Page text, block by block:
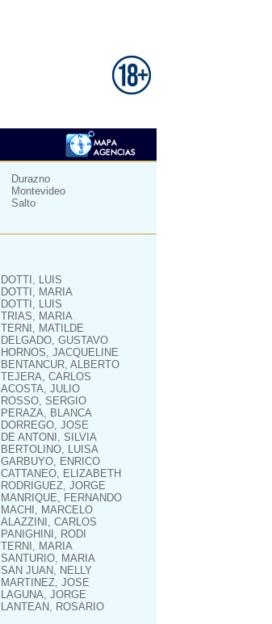
Durazno
Montevideo
Salto
DOTTI, LUIS
DOTTI, MARIA
DOTTI, LUIS
TRIAS, MARIA
TERNI, MATILDE
DELGADO, GUSTAVO
HORNOS, JACQUELINE
BENTANCUR, ALBERTO
TEJERA, CARLOS
ACOSTA, JULIO
ROSSO, SERGIO
PERAZA, BLANCA
DORREGO, JOSE
DE ANTONI, SILVIA
BERTOLINO, LUISA
GARBUYO, ENRICO
CATTANEO, ELIZABETH
RODRIGUEZ, JORGE
MANRIQUE, FERNANDO
MACHI, MARCELO
ALAZZINI, CARLOS
PANIGHINI, RODI
TERNI, MARIA
SANTURIO, MARIA
SAN JUAN, NELLY
MARTINEZ, JOSE
LAGUNA, JORGE
LANTEAN, ROSARIO